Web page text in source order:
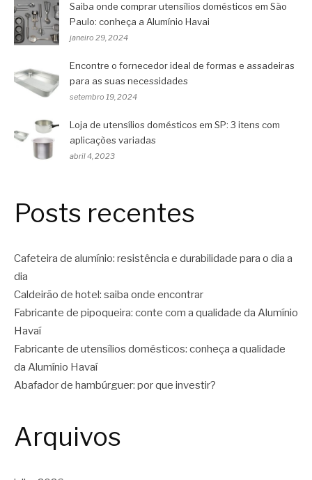
Saiba onde comprar utensílios domésticos em São
Paulo: conheça a Alumínio Havai
janeiro 29, 2024
Encontre o fornecedor ideal de formas e assadeiras
para as suas necessidades
setembro 19, 2024
Loja de utensílios domésticos em SP: 3 itens com
aplicações variadas
abril 4, 2023
Posts recentes
Cafeteira de alumínio: resistência e durabilidade para o dia a
dia
Caldeirão de hotel: saiba onde encontrar
Fabricante de pipoqueira: conte com a qualidade da Alumínio
Havaí
Fabricante de utensílios domésticos: conheça a qualidade
da Alumínio Havaí
Abafador de hambúrguer: por que investir?
Arquivos